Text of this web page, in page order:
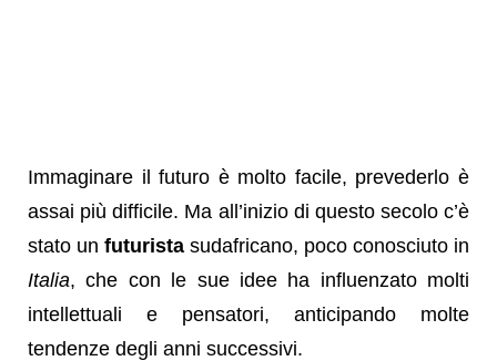
Immaginare il futuro è molto facile, prevederlo è
assai più difficile. Ma all’inizio di questo secolo c’è
stato un futurista sudafricano, poco conosciuto in
Italia, che con le sue idee ha influenzato molti
intellettuali e pensatori, anticipando molte
tendenze degli anni successivi.